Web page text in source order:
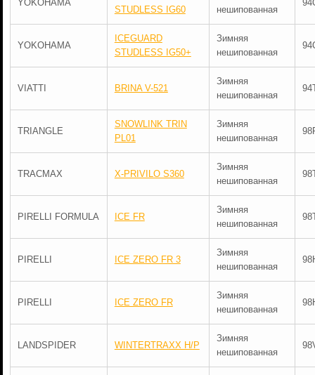
YOKOHAMA
STUDLESS IG60
нешипованная
YOKOHAMA
ICEGUARD
STUDLESS IG50+
Зимняя
нешипованная
VIATTI BRINA V-521
Зимняя
нешипованная
TRIANGLE
SNOWLINK TRIN
PL01
Зимняя
нешипованная
TRACMAX X-PRIVILO S360
Зимняя
нешипованная
PIRELLI FORMULA ICE FR
Зимняя
нешипованная
PIRELLI ICE ZERO FR 3
Зимняя
нешипованная
PIRELLI ICE ZERO FR
Зимняя
нешипованная
LANDSPIDER WINTERTRAXX H/P
Зимняя
нешипованная